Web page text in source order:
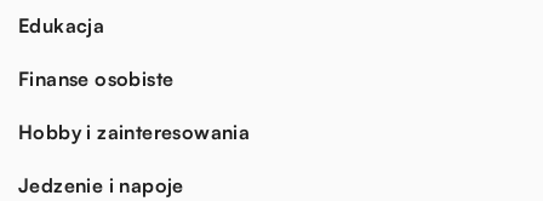
Edukacja
Finanse osobiste
Hobby i zainteresowania
Jedzenie i napoje